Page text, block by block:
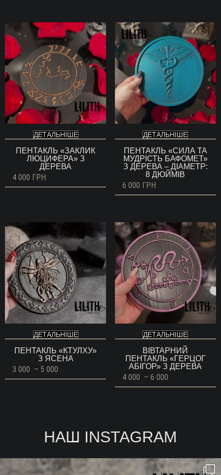
5
000 ГРН
ДЕТАЛЬНІШЕ
ПЕНТАКЛЬ «ЗАКЛИК
ЛЮЦИФЕРА» З
ДЕРЕВА
4 000 ГРН
ДЕТАЛЬНІШЕ
ПЕНТАКЛЬ «СИЛА ТА
МУДРІСТЬ БАФОМЕТ»
З ДЕРЕВА – ДІАМЕТР:
8 ДЮЙМІВ
6 000 ГРН
ДЕТАЛЬНІШЕ
ПЕНТАКЛЬ «КТУЛХУ»
З ЯСЕНА
3 000 – 5 000
цін:
ДЕТАЛЬНІШЕ
ВІВТАРНИЙ
ПЕНТАКЛЬ «ГЕРЦОГ
АБІГОР» З ДЕРЕВА
4 000 – 6 000
цін:
000 ГРН
НАШ INSTAGRAM